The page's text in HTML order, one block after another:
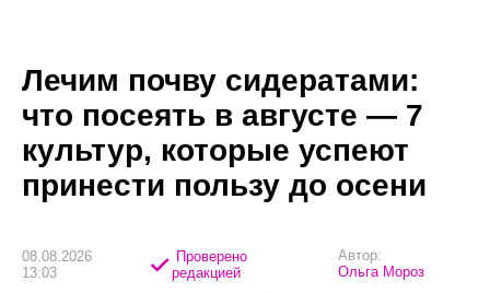
Лечим почву сидератами:
что посеять в августе — 7
культур, которые успеют
принести пользу до осени
08.08.2026
13:03
Проверено
редакцией
Автор:
Ольга Мороз